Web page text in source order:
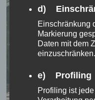
d)
Einschränkung
Markierung
Daten mit dem
einzuschränken.
e) Profiling
Profiling ist